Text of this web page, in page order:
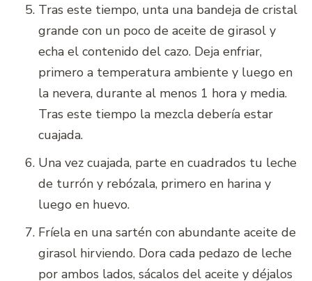
Tras este tiempo, unta una bandeja de cristal
grande con un poco de aceite de girasol y
echa el contenido del cazo. Deja enfriar,
primero a temperatura ambiente y luego en
la nevera, durante al menos 1 hora y media.
Tras este tiempo la mezcla debería estar
cuajada.
Una vez cuajada, parte en cuadrados tu leche
de turrón y rebózala, primero en harina y
luego en huevo.
Fríela en una sartén con abundante aceite de
girasol hirviendo. Dora cada pedazo de leche
por ambos lados, sácalos del aceite y déjalos